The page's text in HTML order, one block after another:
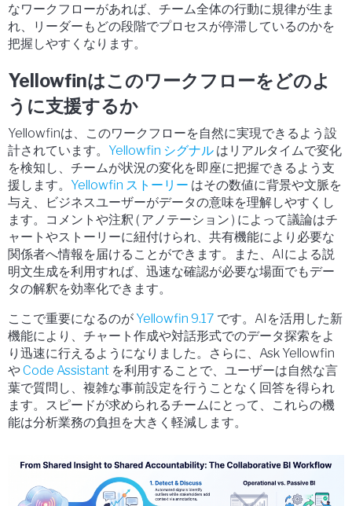
なワークフローがあれば、チーム全体の行動に規律が生ま
れ、リーダーもどの段階でプロセスが停滞しているのかを
把握しやすくなります。
Yellowfinはこのワークフローをどのよ
うに支援するか
Yellowfinは、このワークフローを自然に実現できるよう設
計されています。 Yellowfin シグナル はリアルタイムで変化
を検知し、チームが状況の変化を即座に把握できるよう支
援します。 Yellowfin ストーリー はその数値に背景や文脈を
与え、ビジネスユーザーがデータの意味を理解しやすくし
ます。コメントや注釈 ( アノテーション ) によって議論はチ
ャートやストーリーに紐付けられ、共有機能により必要な
関係者へ情報を届けることができます。また、AIによる説
明文生成を利用すれば、迅速な確認が必要な場面でもデー
タの解釈を効率化できます。
ここで重要になるのが Yellowfin 9.17 です。AIを活用した新
機能により、チャート作成や対話形式でのデータ探索をよ
り迅速に行えるようになりました。さらに、 Ask Yellowfin
やCode Assistant を利用することで、ユーザーは自然な言
葉で質問し、複雑な事前設定を行うことなく回答を得られ
ます。スピードが求められるチームにとって、これらの機
能は分析業務の負担を大きく軽減します。